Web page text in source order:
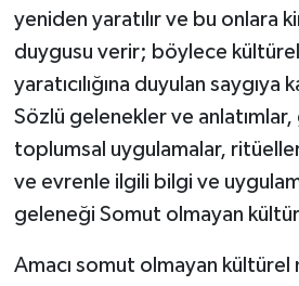
yeniden yaratılır ve bu onlara
duygusu verir; böylece
yaratıcılığına duyulan saygıya
Sözlü gelenekler ve
toplumsal uygulamalar,
ve evrenle ilgili bilgi ve
geleneği Somut olmayan
Amacı somut olmayan kültürel